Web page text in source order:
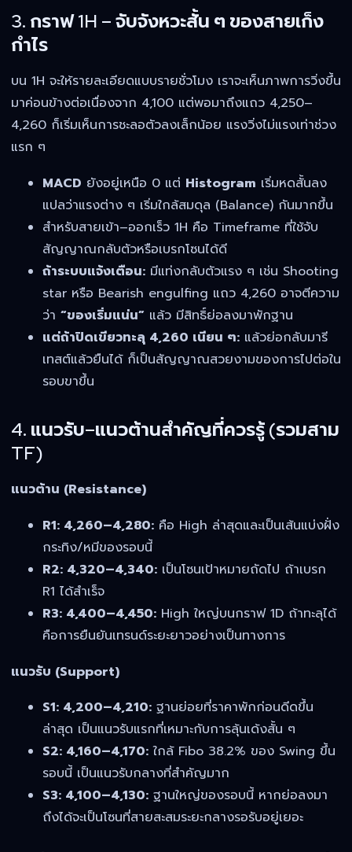
3. กราฟ 1H – จับจังหวะสั้น ๆ ของสายเก็ง
กำไร
บน 1H จะให้รายละเอียดแบบรายชั่วโมง เราจะเห็นภาพการวิ่งขึ้น
มาค่อนข้างต่อเนื่องจาก 4,100 แต่พอมาถึงแถว 4,250–
4,260 ก็เริ่มเห็นการชะลอตัวลงเล็กน้อย แรงวิ่งไม่แรงเท่าช่วง
แรก ๆ
MACD ยังอยู่เหนือ 0 แต่ Histogram เริ่มหดสั้นลง
แปลว่าแรงต่าง ๆ เริ่มใกล้สมดุล (Balance) กันมากขึ้น
สำหรับสายเข้า–ออกเร็ว 1H คือ Timeframe ที่ใช้จับ
สัญญาณกลับตัวหรือเบรกโซนได้ดี
ถ้าระบบแจ้งเตือน: มีแท่งกลับตัวแรง ๆ เช่น Shooting
star หรือ Bearish engulfing แถว 4,260 อาจตีความ
ว่า “ของเริ่มแน่น” แล้ว มีสิทธิ์ย่อลงมาพักฐาน
แต่ถ้าปิดเขียวทะลุ 4,260 เนียน ๆ: แล้วย่อกลับมารี
เทสต์แล้วยืนได้ ก็เป็นสัญญาณสวยงามของการไปต่อใน
รอบขาขึ้น
4. แนวรับ–แนวต้านสำคัญที่ควรรู้ (รวมสาม
TF)
แนวต้าน (Resistance)
R1: 4,260–4,280: คือ High ล่าสุดและเป็นเส้นแบ่งฝั่ง
กระทิง/หมีของรอบนี้
R2: 4,320–4,340: เป็นโซนเป้าหมายถัดไป ถ้าเบรก
R1 ได้สำเร็จ
R3: 4,400–4,450: High ใหญ่บนกราฟ 1D ถ้าทะลุได้
คือการยืนยันเทรนด์ระยะยาวอย่างเป็นทางการ
แนวรับ (Support)
S1: 4,200–4,210: ฐานย่อยที่ราคาพักก่อนดีดขึ้น
ล่าสุด เป็นแนวรับแรกที่เหมาะกับการลุ้นเด้งสั้น ๆ
S2: 4,160–4,170: ใกล้ Fibo 38.2% ของ Swing ขึ้น
รอบนี้ เป็นแนวรับกลางที่สำคัญมาก
S3: 4,100–4,130: ฐานใหญ่ของรอบนี้ หากย่อลงมา
ถึงได้จะเป็นโซนที่สายสะสมระยะกลางรอรับอยู่เยอะ